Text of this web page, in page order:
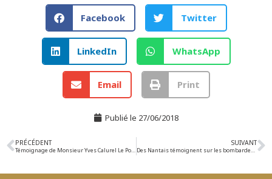
Facebook Twitter
LinkedIn WhatsApp
Email Print
Publié le 27/06/2018
PRÉCÉDENT
Témoignage de Monsieur Yves Calurel Le Pouliguen, le 17/12/2012
SUIVANT
Des Nantais témoignent sur les bombardements de 1943